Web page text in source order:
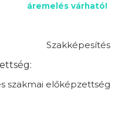
áremelés várható!
Szakképesítés
szakmai előképzettség